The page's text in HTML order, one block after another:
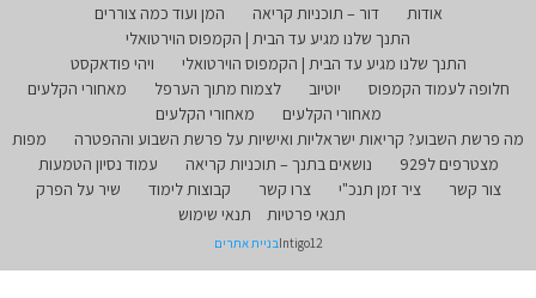
אודות
דור – תוכניות קריאה
המן ועוד כמה צוררים
התנך שלנו מגיע עד הבית | הקמפוס הוירטואלי
התנך שלנו מגיע עד הבית | הקמפוס הוירטואלי
ויהי פודאקסט
חלופה לעמוד הקמפוס
יוטיוב לצמוח מתוך הערפל
מאחורי הקלעים
מאחורי הקלעים
מאחורי הקלעים
מה פרשת השבוע? קריאות ישראליות ואישיות על פרשת השבוע וההפטרה
מפות
מצטרפים ל929
נושאים בתנך – תוכניות קריאה
עמוד נסיון הטמעות
צור קשר
ציר זמן תנכ"י צרו קשר קבוצות לימוד
שיר על הפרק
תנאי פרטיות
תנאי שימוש
Intigo12בניית אתרים